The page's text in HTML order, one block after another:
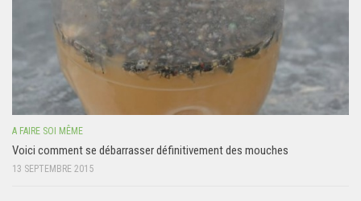
A FAIRE SOI MÊME
Voici comment se débarrasser définitivement des mouches
13 SEPTEMBRE 2015